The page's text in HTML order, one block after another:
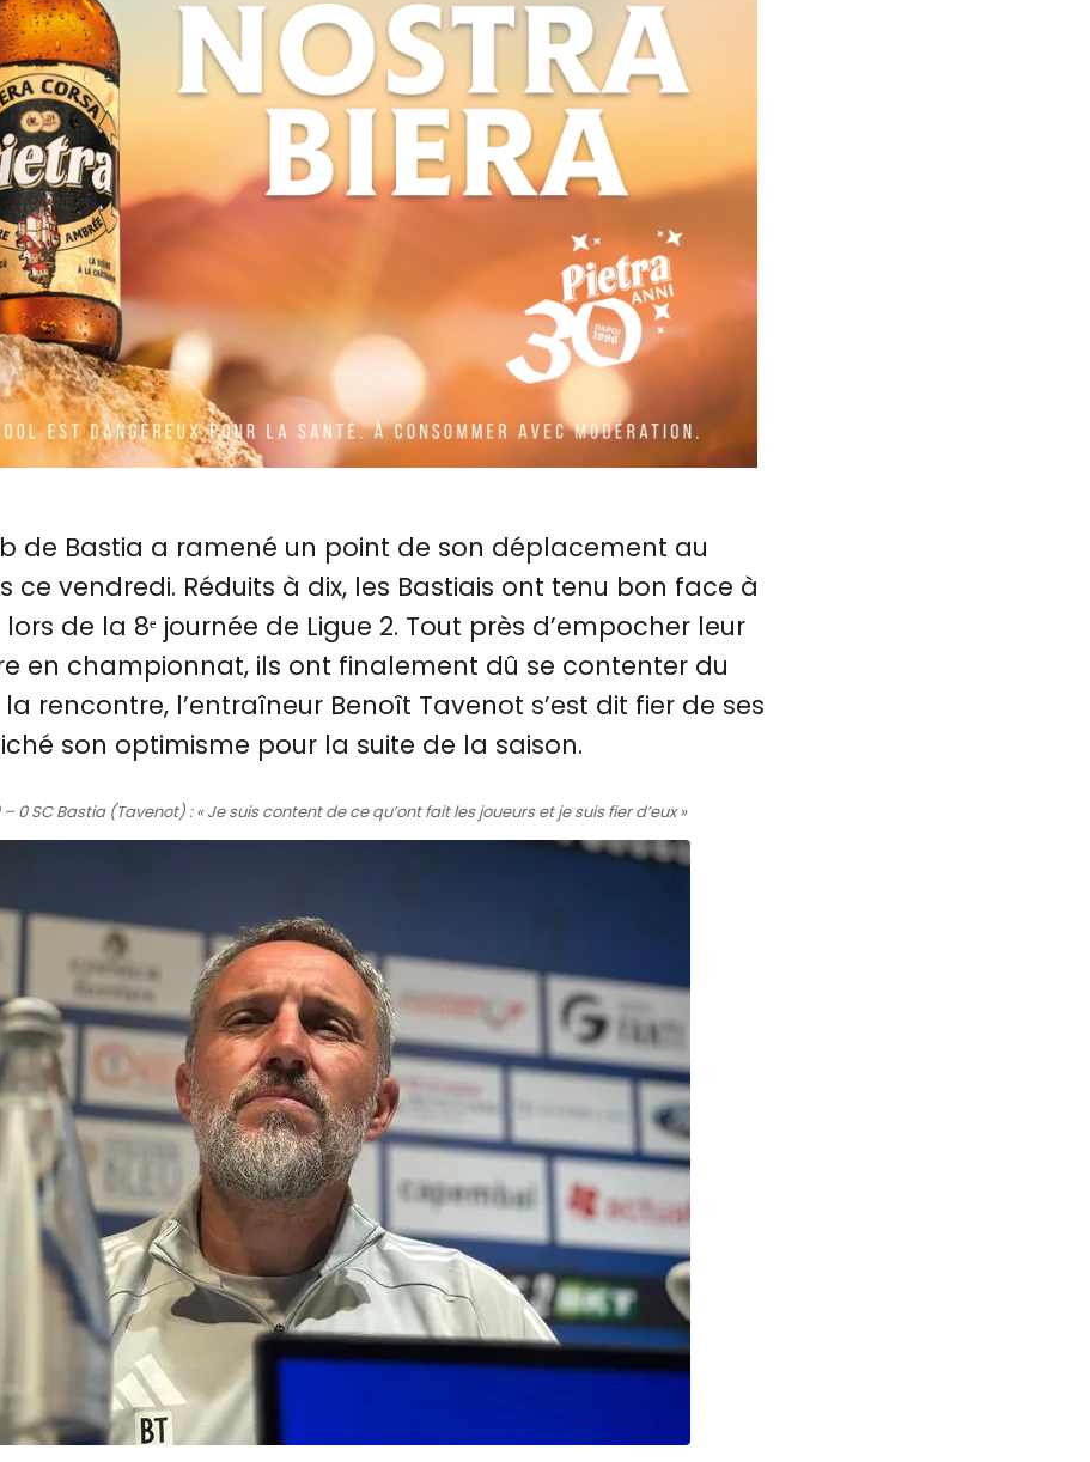
de Bastia a ramené un point de son déplacement au
ce vendredi. Réduits à dix, les Bastiais ont tenu bon face à
de la 8ᵉ journée de Ligue 2. Tout près d’empocher leur
en championnat, ils ont finalement dû se contenter du
la rencontre, l’entraîneur Benoît Tavenot s’est dit fier de ses
son optimisme pour la suite de la saison.
0 SC Bastia (Tavenot) : « Je suis content de ce qu’ont fait les joueurs et je suis fier d’eux »